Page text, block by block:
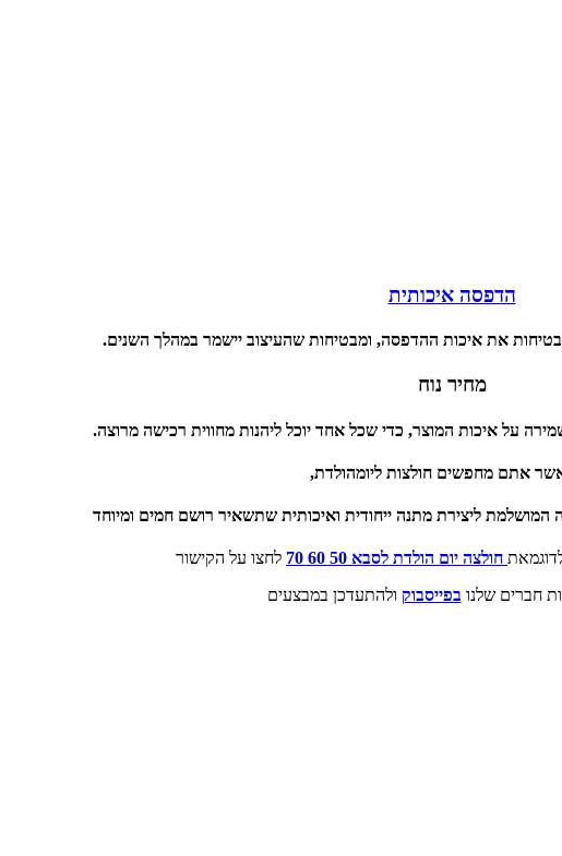
הדפסה איכותית
את איכות ההדפסה, ומבטיחות שהעיצוב יישמר במהלך השנים.
מחיר נוח
על איכות המוצר, כדי שכל אחד יוכל ליהנות מחווית רכישה מרוצה.
אתם מחפשים חולצות ליומהולדת,
ליצירת מתנה ייחודית ואיכותית שתשאיר רושם חמים ומיוחד
חולצה יום הולדת לסבא 50 60 70
לחצו על הקישור
חברים שלנו בפייסבוק ולהתעדכן במבצעים